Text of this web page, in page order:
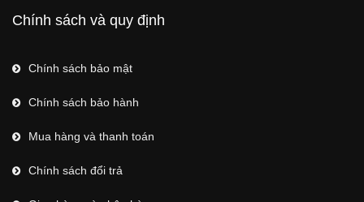
Chính sách và quy định
Chính sách bảo mật
Chính sách bảo hành
Mua hàng và thanh toán
Chính sách đổi trả